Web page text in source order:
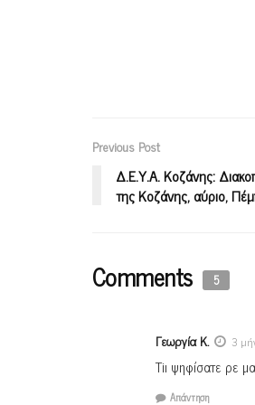
Previous Post
Δ.Ε.Υ.Α. Κοζάνης:
της Κοζάνης, αύριο,
Comments 5
Γεωργία Κ. 3
Tiι ψηφίσατε ρε
Απάντηση